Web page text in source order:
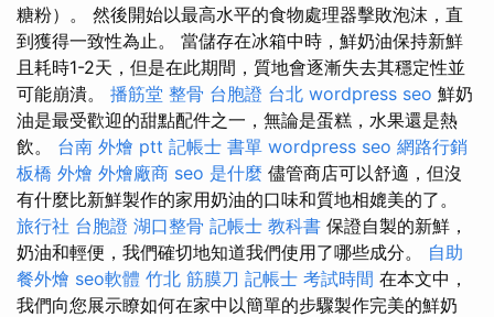
糖粉）。 然後開始以最高水平的食物處理器擊敗泡沫，直
到獲得一致性為止。 當儲存在冰箱中時，鮮奶油保持新鮮
且耗時1-2天，但是在此期間，質地會逐漸失去其穩定性並
可能崩潰。 播筋堂 整骨 台胞證 台北 wordpress seo 鮮奶
油是最受歡迎的甜點配件之一，無論是蛋糕，水果還是熱
飲。 台南 外燴 ptt 記帳士 書單 wordpress seo 網路行銷
板橋 外燴 外燴廠商 seo 是什麼 儘管商店可以舒適，但沒
有什麼比新鮮製作的家用奶油的口味和質地相媲美的了。
旅行社 台胞證 湖口整骨 記帳士 教科書 保證自製的新鮮，
奶油和輕便，我們確切地知道我們使用了哪些成分。 自助
餐外燴 seo軟體 竹北 筋膜刀 記帳士 考試時間 在本文中，
我們向您展示瞭如何在家中以簡單的步驟製作完美的鮮奶